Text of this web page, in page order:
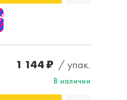
1 144 ₽ / упак.
В наличии